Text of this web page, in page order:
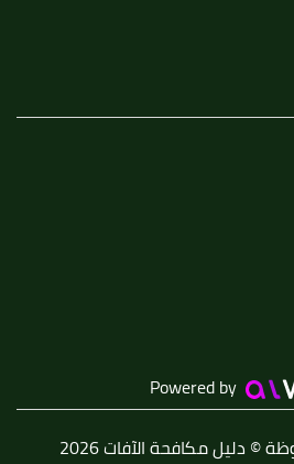
Powered by
دليل مكافحة الآفات 2026